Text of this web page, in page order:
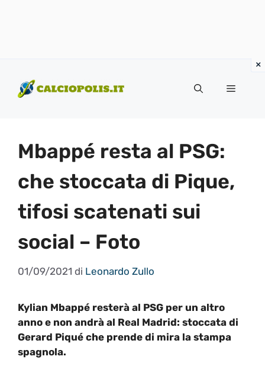
contenuto
Menu
Mbappé resta al PSG:
che stoccata di Pique,
tifosi scatenati sui
social – Foto
01/09/2021 di Leonardo Zullo
Kylian Mbappé resterà al PSG per un altro
anno e non andrà al Real Madrid: stoccata di
Gerard Piqué che prende di mira la stampa
spagnola.